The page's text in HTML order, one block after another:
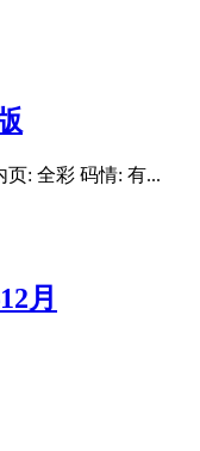
页: 全彩 码情: 有...
月